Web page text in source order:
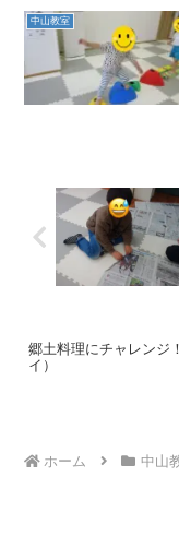
中山教室
郷土料理にチャレンジ
イ）
ホーム 中山